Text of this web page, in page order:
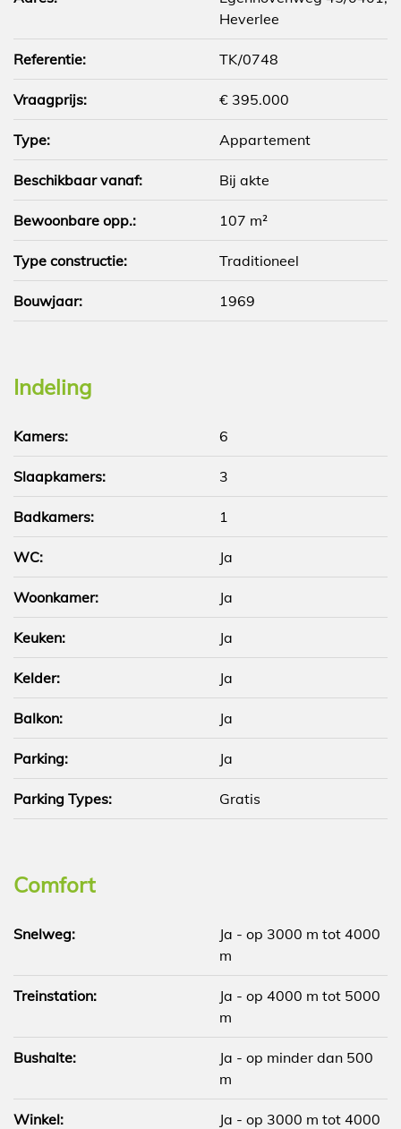
Heverlee
Referentie: TK/0748
Vraagprijs: € 395.000
Type: Appartement
Beschikbaar vanaf: Bij akte
Bewoonbare opp.: 107 m²
Type constructie: Traditioneel
Bouwjaar: 1969
Indeling
Kamers: 6
Slaapkamers: 3
Badkamers: 1
WC: Ja
Woonkamer: Ja
Keuken: Ja
Kelder: Ja
Balkon: Ja
Parking: Ja
Parking Types: Gratis
Comfort
Snelweg:
Ja - op 3000 m tot 4000
m
Treinstation:
Ja - op 4000 m tot 5000
m
Bushalte:
Ja - op minder dan 500
m
Winkel:
Ja - op 3000 m tot 4000